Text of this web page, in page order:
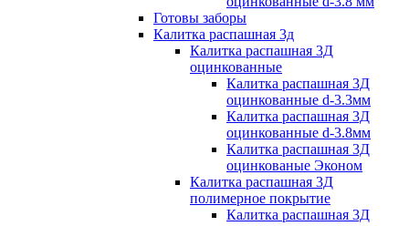
Готовы заборы
Калитка распашная 3д
Калитка распашная 3Д
оцинкованные
Калитка распашная 3Д
оцинкованные d-3.3мм
Калитка распашная 3Д
оцинкованные d-3.8мм
Калитка распашная 3Д
оцинкованые Эконом
Калитка распашная 3Д
полимерное покрытие
Калитка распашная 3Д